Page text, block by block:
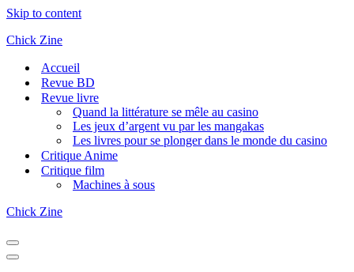
Skip to content
Chick Zine
Accueil
Revue BD
Revue livre
Quand la littérature se mêle au casino
Les jeux d’argent vu par les mangakas
Les livres pour se plonger dans le monde du casino
Critique Anime
Critique film
Machines à sous
Chick Zine
Navigation
Menu
Navigation